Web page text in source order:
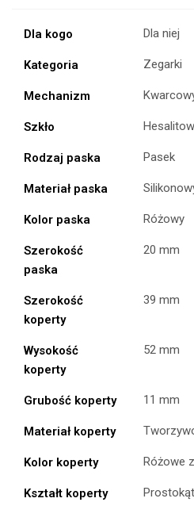
Dla kogo Dla niej
Kategoria Zegarki
Mechanizm
Szkło
Rodzaj paska Pasek
Materiał paska
Kolor paska Różowy
Szerokość
paska
20 mm
Szerokość
koperty
39 mm
Wysokość
koperty
52 mm
Grubość koperty 11 mm
Materiał koperty
Kolor koperty Różowe
Kształt koperty